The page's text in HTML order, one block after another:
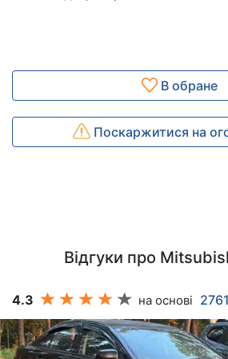
В обране
Поскаржитися на
Відгуки про
4.3 на основі